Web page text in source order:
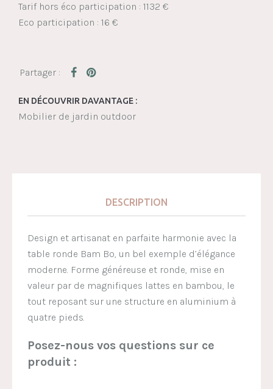
Tarif hors éco participation : 1132 €
Eco participation : 16 €
EN DÉCOUVRIR DAVANTAGE :
Mobilier de jardin outdoor
DESCRIPTION
Design et artisanat en parfaite harmonie avec la
table ronde Bam Bo, un bel exemple d’élégance
moderne. Forme généreuse et ronde, mise en
valeur par de magnifiques lattes en bambou, le
tout reposant sur une structure en aluminium à
quatre pieds.
Posez-nous vos questions sur ce
produit :